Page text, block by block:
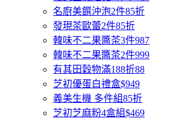
名廚美饌沖泡2件85折
發現茶歐蕾2件85折
韓味不二果醬茶3件987
韓味不二果醬茶2件999
有其田穀物滿188折88
芝初優蛋白禮盒$949
義美生機 多件組85折
芝初芝麻粉4盒組$469